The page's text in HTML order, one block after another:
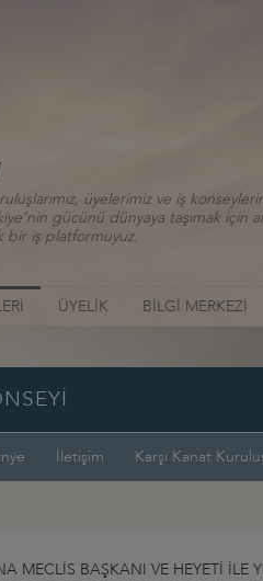
üyelerimiz ve iş
gücünü dünyaya taşımak için
iş platformuyuz.
ÜYELİK BİLGİ MERKEZİ
İletişim Karşı Kanat
MECLİS BAŞKANI VE HEYETİ İLE